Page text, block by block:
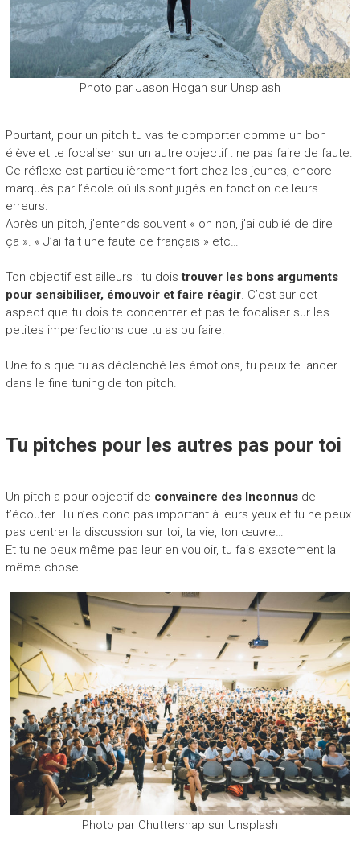
Photo par Jason Hogan sur Unsplash
Pourtant, pour un pitch tu vas te comporter comme un bon
élève et te focaliser sur un autre objectif : ne pas faire de faute.
Ce réflexe est particulièrement fort chez les jeunes, encore
marqués par l’école où ils sont jugés en fonction de leurs
erreurs.
Après un pitch, j’entends souvent « oh non, j’ai oublié de dire
ça ». « J’ai fait une faute de français » etc…
Ton objectif est ailleurs : tu doistrouver les bons arguments
pour sensibiliser, émouvoir et faire réagir. C’est sur cet
aspect que tu dois te concentrer et pas te focaliser sur les
petites imperfections que tu as pu faire.
Une fois que tu as déclenché les émotions, tu peux te lancer
dans le fine tuning de ton pitch.
Tu pitches pour les autres pas pour toi
Un pitch a pour objectif de convaincre des Inconnusde
t’écouter. Tu n’es donc pas important à leurs yeux et tu ne peux
pas centrer la discussion sur toi, ta vie, ton œuvre…
Et tu ne peux même pas leur en vouloir, tu fais exactement la
même chose.
Photo par Chuttersnap sur Unsplash